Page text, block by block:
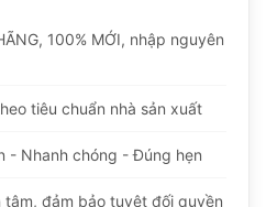
100% MỚI, nhập nguyên
tiêu chuẩn nhà sản xuất
- Nhanh chóng - Đúng hẹn
tâm, đảm bảo tuyệt đối quyền